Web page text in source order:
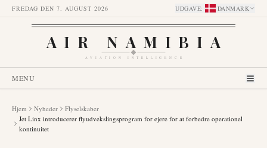
FREDAG DEN 7. AUGUST 2026 UDGAVE: DANMARK
AIR NAMIBIA
AVIATION INTELLIGENCE
MENU
Hjem Nyheder
Flyselskaber
Jet Linx introducerer flyudvekslingsprogram for ejere for at forbedre operationel
kontinuitet